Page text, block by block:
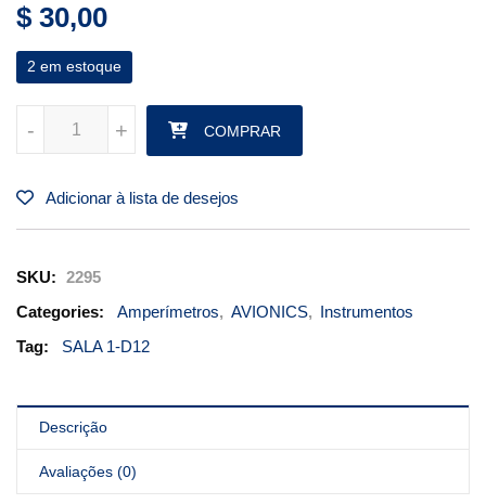
$ 30,00
2 em estoque
AMPERÍMETRO SEM PN quantidade
+
- +
- COMPRAR
Adicionar à lista de desejos
SKU: 2295
Categories:
Amperímetros, AVIONICS, Instrumentos
Tag:
SALA 1-D12
Descrição
Avaliações (0)